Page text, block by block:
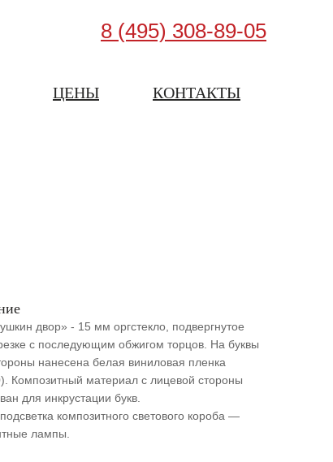
8 (495) 308-89-05
ЦЕНЫ КОНТАКТЫ
двор» - 15 мм оргстекло, подвергнутое
с последующим обжигом торцов. На буквы
нанесена белая виниловая пленка
Композитный материал с лицевой стороны
для инкрустации букв.
композитного светового короба —
лампы.